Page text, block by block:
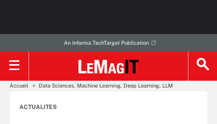
An Informa TechTarget Publication
Accueil Data Sciences, Machine Learning, Deep Learning, LLM
ACTUALITES